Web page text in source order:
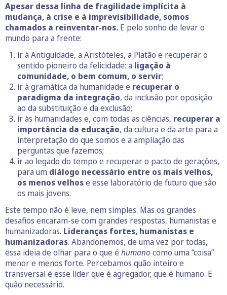
Apesar dessa linha de fragilidade implícita à
mudança, à crise e à imprevisibilidade, somos
chamados a reinventar-nos. E pelo sonho de levar o
mundo para a frente:
ir à Antiguidade, a Aristóteles, a Platão e recuperar o
sentido pioneiro da felicidade: a ligação à
comunidade, o bem comum, o servir;
ir à gramática da humanidade e recuperar o
paradigma da integração, da inclusão por oposição
ao da substituição e da exclusão;
ir às humanidades e, com todas as ciências, recuperar a
importância da educação, da cultura e da arte para a
interpretação do que somos e a ampliação das
perguntas que fazemos;
ir ao legado do tempo e recuperar o pacto de gerações,
para um diálogo necessário entre os mais velhos,
os menos velhose esse laboratório de futuro que são
os mais jovens.
Este tempo não é leve, nem simples. Mas os grandes
desafios encaram-se com grandes respostas, humanistas e
humanizadoras. Lideranças fortes, humanistas e
humanizadoras. Abandonemos, de uma vez por todas,
essa ideia de olhar para o que é humano como uma “coisa”
menor e menos forte. Percebamos quão inteiro e
transversal é esse líder que é agregador, que é humano. E
quão necessário.